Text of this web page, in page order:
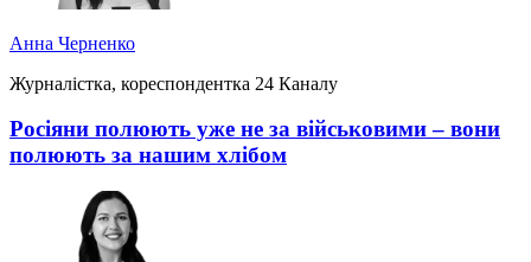
Анна Черненко
Журналістка, кореспондентка 24 Каналу
Росіяни полюють уже не за військовими – вони
полюють за нашим хлібом